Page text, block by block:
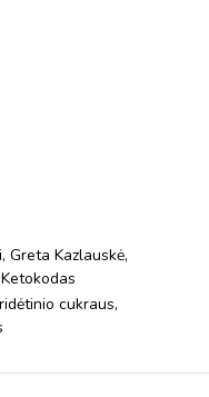
, Greta Kazlauskė,
cukraus,